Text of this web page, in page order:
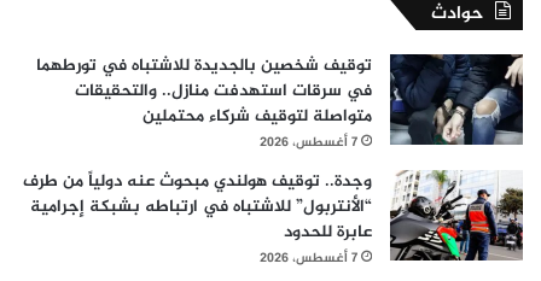
حوادث
توقيف شخصين بالجديدة للاشتباه في تورطهما
في سرقات استهدفت منازل.. والتحقيقات
متواصلة لتوقيف شركاء محتملين
7 أغسطس، 2026
وجدة.. توقيف هولندي مبحوث عنه دولياً من طرف
“الأنتربول” للاشتباه في ارتباطه بشبكة إجرامية
عابرة للحدود
7 أغسطس، 2026